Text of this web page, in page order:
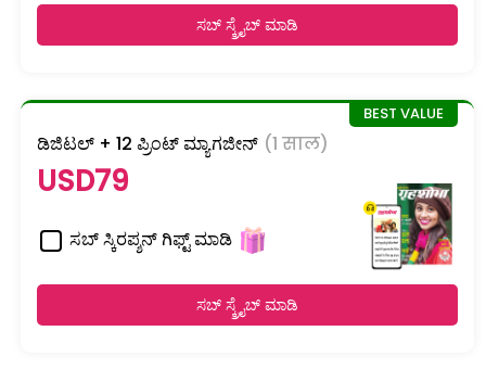
ಸಬ್ ಸ್ಕ್ರೈಬ್ ಮಾಡಿ
ಡಿಜಿಟಲ್ + 12 ಪ್ರಿಂಟ್ ಮ್ಯಾಗಜೀನ್ (1 साल)
USD79
ಸಬ್ ಸ್ಕಿರಪ್ಶನ್ ಗಿಫ್ಟ್ ಮಾಡಿ
ಸಬ್ ಸ್ಕ್ರೈಬ್ ಮಾಡಿ